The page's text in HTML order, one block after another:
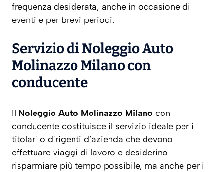
frequenza desiderata, anche in occasione di
eventi e per brevi periodi.
Servizio diNoleggio Auto
Molinazzo Milanocon
conducente
Il Noleggio Auto Molinazzo Milano con
conducente costituisce il servizio ideale per i
titolari o dirigenti d’azienda che devono
effettuare viaggi di lavoro e desiderino
risparmiare più tempo possibile, ma anche per i